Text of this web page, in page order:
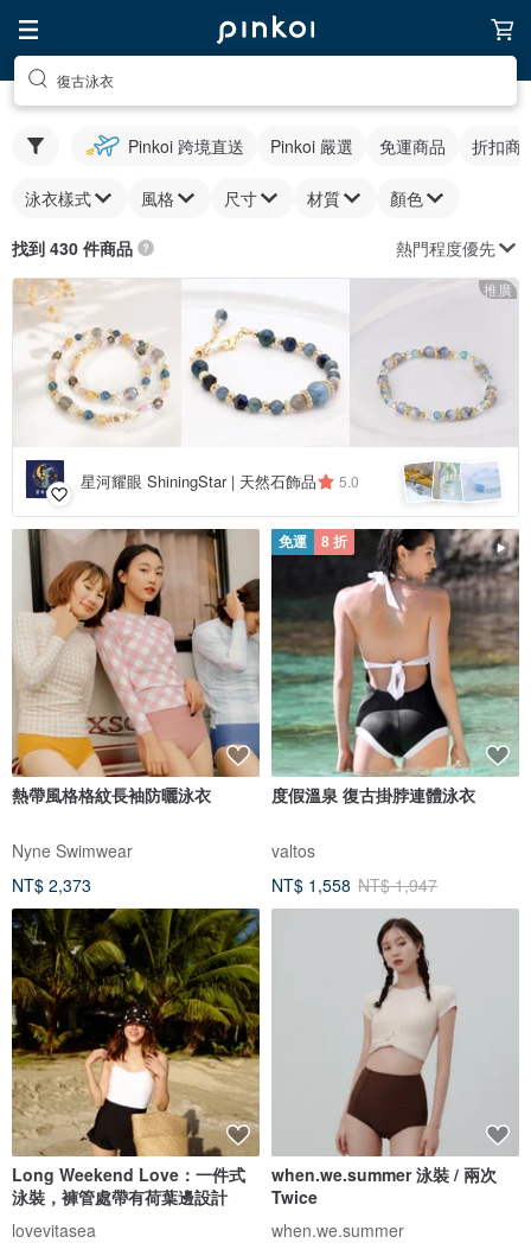
復古泳衣
Pinkoi 跨境直送 Pinkoi 嚴選 免運商品 折扣商
泳衣樣式 風格 尺寸 材質 顏色
找到 430 件商品 熱門程度優先
推廣
星河耀眼 ShiningStar | 天然石飾品 5.0
熱帶風格格紋長袖防曬泳衣
Nyne Swimwear
NT$ 2,373
免運 8 折
度假溫泉 復古掛脖連體泳衣
valtos
NT$ 1,558 NT$ 1,947
Long Weekend Love：一件式
泳裝，褲管處帶有荷葉邊設計
lovevitasea
when.we.summer 泳裝 / 兩次
Twice
when.we.summer